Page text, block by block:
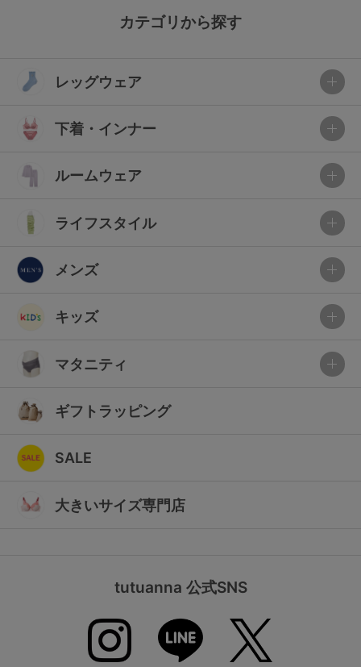
カテゴリから探す
レッグウェア
下着・インナー
ルームウェア
ライフスタイル
メンズ
キッズ
マタニティ
ギフトラッピング
SALE
大きいサイズ専門店
tutuanna 公式SNS